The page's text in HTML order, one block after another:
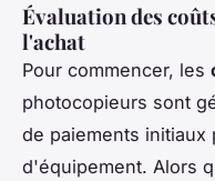
Évaluation des
l'achat
Pour commencer, les
photocopieurs sont
de paiements initiaux
d'équipement. Alors